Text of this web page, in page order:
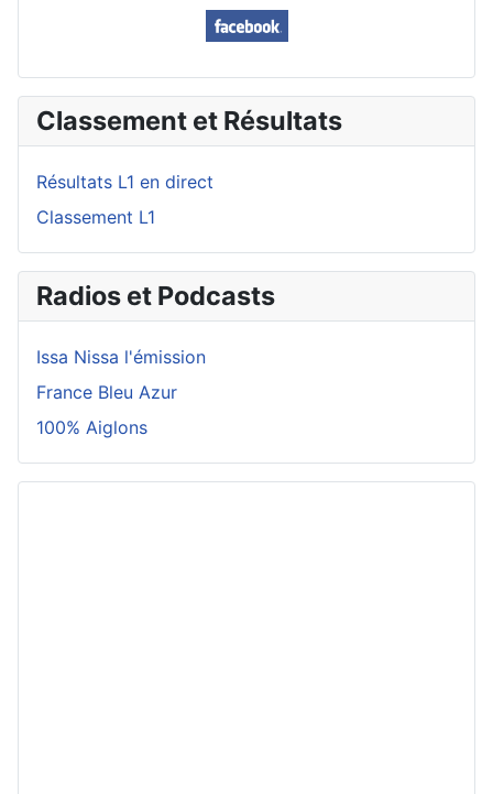
Classement et Résultats
Résultats L1 en direct
Classement L1
Radios et Podcasts
Issa Nissa l'émission
France Bleu Azur
100% Aiglons